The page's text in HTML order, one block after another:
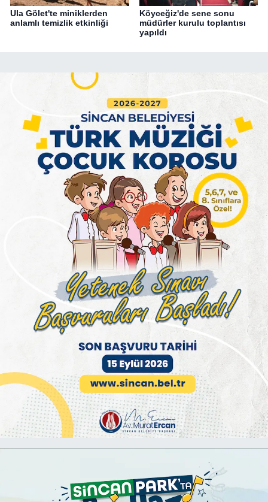
Ula Gölet'te miniklerden
anlamlı temizlik etkinliği
Köyceğiz'de sene sonu
müdürler kurulu toplantısı
yapıldı